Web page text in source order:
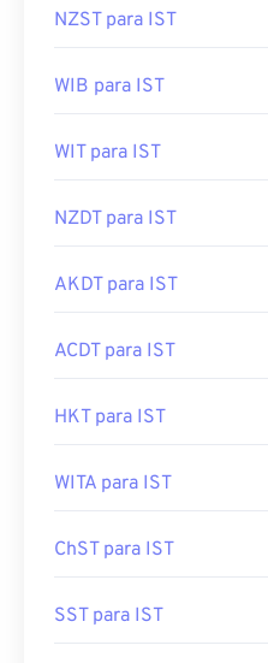
NZST para IST
WIB para IST
WIT para IST
NZDT para IST
AKDT para IST
ACDT para IST
HKT para IST
WITA para IST
ChST para IST
SST para IST